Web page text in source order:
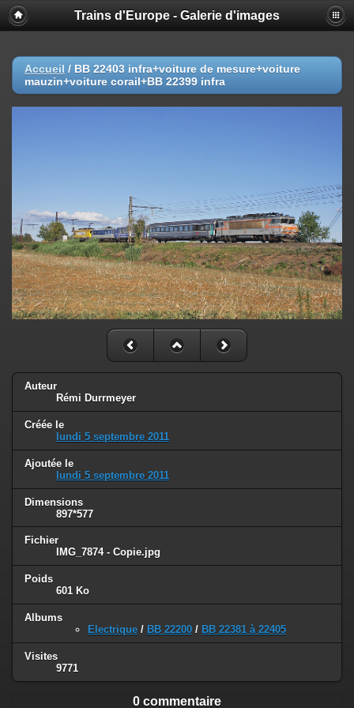
Trains d'Europe - Galerie d'images
Accueil / BB 22403 infra+voiture de mesure+voiture
mauzin+voiture corail+BB 22399 infra
Auteur
Rémi Durrmeyer
Créée le
lundi 5 septembre 2011
Ajoutée le
lundi 5 septembre 2011
Dimensions
897*577
Fichier
IMG_7874 - Copie.jpg
Poids
601 Ko
Albums
Electrique / BB 22200 / BB 22381 à 22405
Visites
9771
0 commentaire